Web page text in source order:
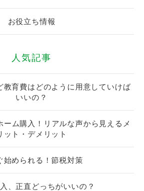
お役立ち情報
人気記事
教育費はどのように用意していけば
いいの？
ーム購入！リアルな声から見えるメ
ット・デメリット
始められる！節税対策
、正直どっちがいいの？